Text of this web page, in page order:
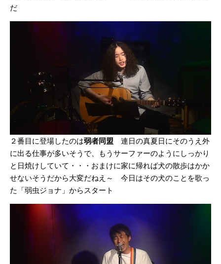
だ
２番目に登場したのは弱者同盟 連日の真夏日にそのうえ外
に出る仕事が多いそうで、もうサーファーのようにしっかり
と日焼けしていて・・・おまけに家に帰れば犬の散歩はかか
せないそうだから大変だねえ～ 今日はその犬のことを歌っ
た「弱虫ジョナ」からスタート